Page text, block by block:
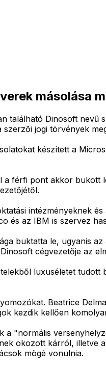
másolása
található Dinosoft
jogi törvények
készített a
a férfi pont akkor
intézményeknek
és az IBM is szervez
buktatta le, ugyanis
cégvezetője az
luxuséletet
Beatrice
kezdik kellően
a "normális
okozott kárról,
mögé vonulnia.